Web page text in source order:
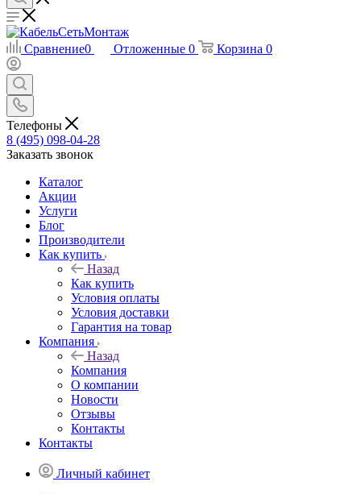
Сравнение0 Отложенные 0 Корзина 0
Телефоны
8 (495) 098-04-28
Заказать звонок
Каталог
Акции
Услуги
Блог
Производители
Как купить
Назад
Как купить
Условия оплаты
Условия доставки
Гарантия на товар
Компания
Назад
Компания
О компании
Новости
Отзывы
Контакты
Контакты
Личный кабинет